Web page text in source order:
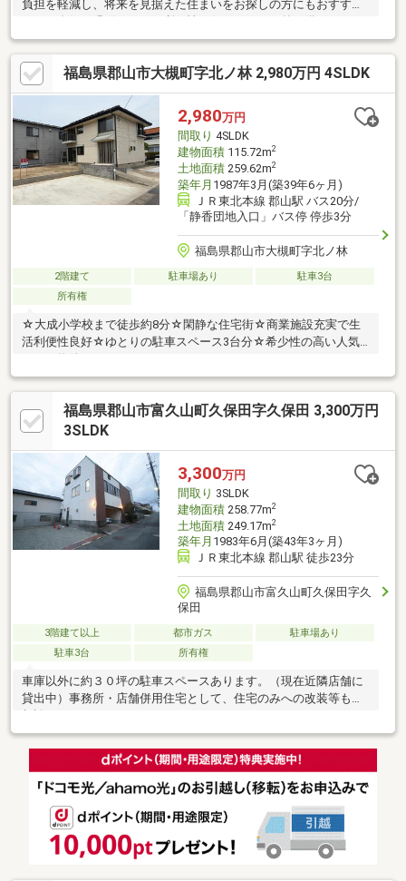
負担を軽減し、将来を見据えた住まいをお探しの方にもおすすめ
す。■都市ガスエリアのため光熱費を抑えやすい点も魅力。玄関
から回遊できる使いやすい間取りを採用し、家事動線や生活動線
にも配慮されています。各居室は6帖以上を確保し、ゆとりある空
間でお過ごしいただけます。■洗面脱衣室は広々とした1.5坪タイ
プで、朝の身支度や洗濯も快適。駐車場は現況1台ですが、建物裏
側を活用することで2台目の駐車スペース拡張もご検討いただけま
す。市役所や商業施設が身近な便利な住環境も魅力です。
福島県郡山市大槻町字北ノ林 2,980万円 4SLDK
2,980万円
間取り 4SLDK
建物面積115.72m2
土地面積259.62m2
築年月 1987年3月(築39年6ヶ月)
ＪＲ東北本線 郡山駅 バス20分/
「静香団地入口」バス停 停歩3分
福島県郡山市大槻町字北ノ林
2階建て 駐車場あり
駐車3台
所有権
☆大成小学校まで徒歩約8分☆閑静な住宅街☆商業施設充実で生
活利便性良好☆ゆとりの駐車スペース3台分☆希少性の高い人気
エリア物件！
福島県郡山市富久山町久保田字久保田 3,300万円
3SLDK
3,300万円
間取り 3SLDK
建物面積258.77m2
土地面積249.17m2
築年月 1983年6月(築43年3ヶ月)
ＪＲ東北本線 郡山駅 徒歩23分
福島県郡山市富久山町久保田字久
保田
3階建て以上 都市ガス
駐車場あり
駐車3台
所有権
車庫以外に約３０坪の駐車スペースあります。（現在近隣店舗に
貸出中）事務所・店舗併用住宅として、住宅のみへの改装等もご